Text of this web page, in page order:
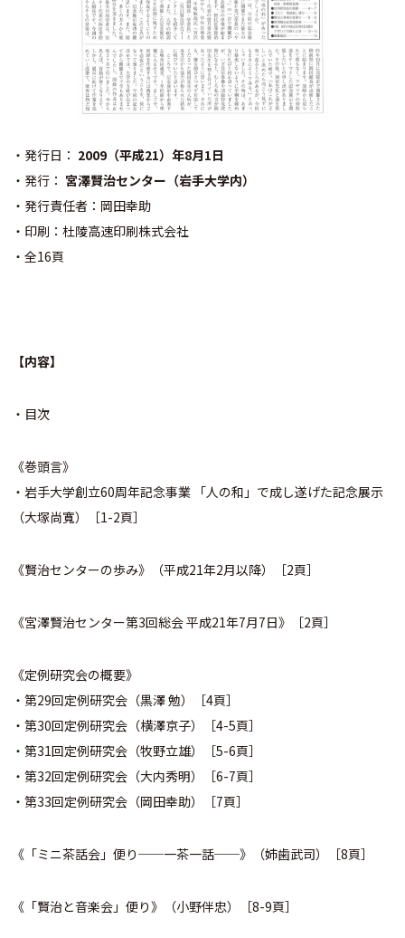
・発行日： 2009（平成21）年8月1日
・発行： 宮澤賢治センター（岩手大学内）
・発行責任者：岡田幸助
・印刷：杜陵高速印刷株式会社
・全16頁
【内容】
・目次
《巻頭言》
・岩手大学創立60周年記念事業 「人の和」で成し遂げた記念展示
（大塚尚寬）［1-2頁］
《賢治センターの歩み》（平成21年2月以降）［2頁］
《宮澤賢治センター第3回総会 平成21年7月7日》［2頁］
《定例研究会の概要》
・第29回定例研究会（黒澤 勉）［4頁］
・第30回定例研究会（横澤京子）［4-5頁］
・第31回定例研究会（牧野立雄）［5-6頁］
・第32回定例研究会（大内秀明）［6-7頁］
・第33回定例研究会（岡田幸助）［7頁］
《「ミニ茶話会」便り──一茶一話──》（姉歯武司）［8頁］
《「賢治と音楽会」便り》（小野伴忠）［8-9頁］